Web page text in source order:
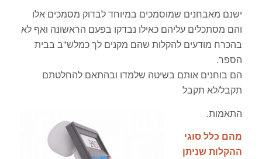
ישנם מאבחנים שמוסמכים במיוחד לבדוק מסמכים אלו
והם מסתכלים עליהם כאילו נבדקו בפעם הראשונה ואף לא
בהכרח מודעים להקלות שהם מקנים לך כמלש"ב בבית
הספר.
הם בוחנים אותם בשיטה שלמדו ובהתאם להחלטתם
תקבל/לא תקבל
התאמות.
מהם כלל סוגי
ההקלות שניתן